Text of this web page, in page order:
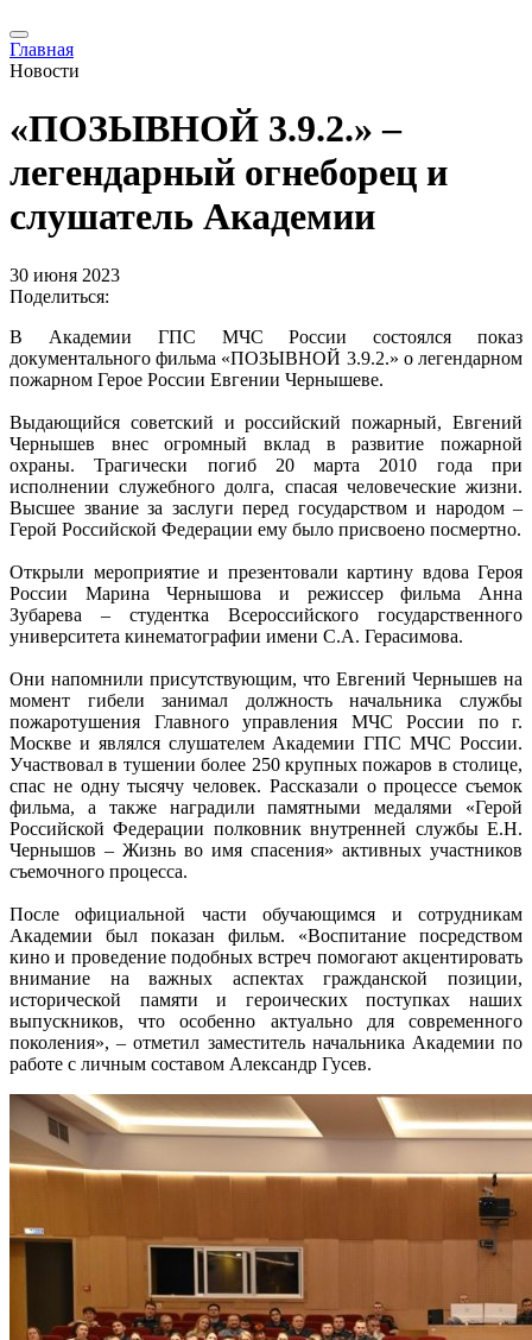
Главная
Новости
«ПОЗЫВНОЙ 3.9.2.» –
легендарный огнеборец и
слушатель Академии
30 июня 2023
Поделиться:
В Академии ГПС МЧС России состоялся показ
документального фильма «ПОЗЫВНОЙ 3.9.2.» о легендарном
пожарном Герое России Евгении Чернышеве.
Выдающийся советский и российский пожарный, Евгений
Чернышев внес огромный вклад в развитие пожарной
охраны. Трагически погиб 20 марта 2010 года при
исполнении служебного долга, спасая человеческие жизни.
Высшее звание за заслуги перед государством и народом –
Герой Российской Федерации ему было присвоено посмертно.
Открыли мероприятие и презентовали картину вдова Героя
России Марина Чернышова и режиссер фильма Анна
Зубарева – студентка Всероссийского государственного
университета кинематографии имени С.А. Герасимова.
Они напомнили присутствующим, что Евгений Чернышев на
момент гибели занимал должность начальника службы
пожаротушения Главного управления МЧС России по г.
Москве и являлся слушателем Академии ГПС МЧС России.
Участвовал в тушении более 250 крупных пожаров в столице,
спас не одну тысячу человек. Рассказали о процессе съемок
фильма, а также наградили памятными медалями «Герой
Российской Федерации полковник внутренней службы Е.Н.
Чернышов – Жизнь во имя спасения» активных участников
съемочного процесса.
После официальной части обучающимся и сотрудникам
Академии был показан фильм. «Воспитание посредством
кино и проведение подобных встреч помогают акцентировать
внимание на важных аспектах гражданской позиции,
исторической памяти и героических поступках наших
выпускников, что особенно актуально для современного
поколения», – отметил заместитель начальника Академии по
работе с личным составом Александр Гусев.